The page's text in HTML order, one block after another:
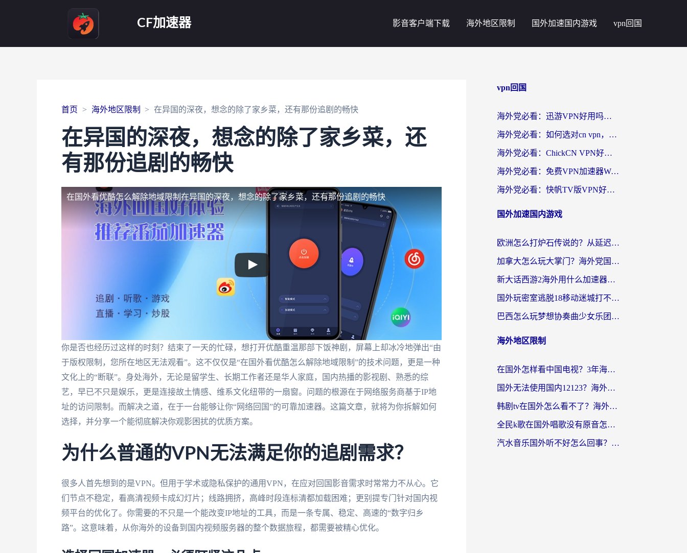
CF加速器 影音客户端下载 海外地区限制 国外加速国内游戏 vpn回国
首页 海外地区限制 在异国的深夜，想念的除了家乡菜，还有那份追剧的畅快
在异国的深夜，想念的除了家乡菜，还
有那份追剧的畅快
在国外看优酷怎么解除地域限制在异国的深夜，想念的除了家乡菜，还有那份追剧的畅快
你是否也经历过这样的时刻？结束了一天的忙碌，想打开优酷重温那部下饭神剧，屏幕上却冰冷地弹出“由
于版权限制，您所在地区无法观看”。这不仅仅是“在国外看优酷怎么解除地域限制”的技术问题，更是一种
文化上的“断联”。身处海外，无论是留学生、长期工作者还是华人家庭，国内热播的影视剧、熟悉的综
艺，早已不只是娱乐，更是连接故土情感、维系文化纽带的一扇窗。问题的根源在于网络服务商基于IP地
址的访问限制。而解决之道，在于一台能够让你“网络回国”的可靠加速器。这篇文章，就将为你拆解如何
选择，并分享一个能彻底解决你观影困扰的优质方案。
为什么普通的VPN无法满足你的追剧需求？
很多人首先想到的是VPN。但用于学术或隐私保护的通用VPN，在应对回国影音需求时常常力不从心。它
们节点不稳定，看高清视频卡成幻灯片；线路拥挤，高峰时段连标清都加载困难；更别提专门针对国内视
频平台的优化了。你需要的不只是一个能改变IP地址的工具，而是一条专属、稳定、高速的“数字归乡
路”。这意味着，从你海外的设备到国内视频服务器的整个数据旅程，都需要被精心优化。
vpn回国
海外党必看：迅游VPN好用吗？和番茄加速器VPN对比哪个回国效果更好？
海外党必看：如何选对cn vpn，轻松解锁国内影音游戏？
海外党必看：ChickCN VPN好用吗？和星河VPN对比哪个回国效果更好？附真实体验+避坑指南
海外党必看：免费VPN加速器Windows版怎么选？附真实测评与无缝访问国内资源指南
海外党必看：快帆TV版VPN好用吗？和hi龟龟VPN对比哪个回国效果更好？附免费加速器选择指南
国外加速国内游戏
欧洲怎么打炉石传说的？从延迟999到丝滑上分，我找到了靠谱加速器
加拿大怎么玩大掌门？海外党国服游戏加速避坑指南（附实用工具推荐）
新大话西游2海外用什么加速器登录？老玩家亲测有效的国服游戏加速指南
国外玩密室逃脱18移动迷城打不开怎么办？海外玩家亲测有效的解决指南
巴西怎么玩梦想协奏曲少女乐团派对？海外党必看的国服游戏加速全攻略（附波兰天涯明月刀实用技巧）
海外地区限制
在国外怎样看中国电视？3年海外党亲测有效的追剧加速器指南
国外无法使用国内12123？海外华人必看：选对回国加速器，解决迪拜语音+12123访问难题
韩剧tv在国外怎么看不了？海外党追剧自由的终极解决方案来了
全民k歌在国外唱歌没有原音怎么办？别让地域限制毁了你的麦霸时刻
汽水音乐国外听不好怎么回事？海外党亲测有效的回国加速方案来了